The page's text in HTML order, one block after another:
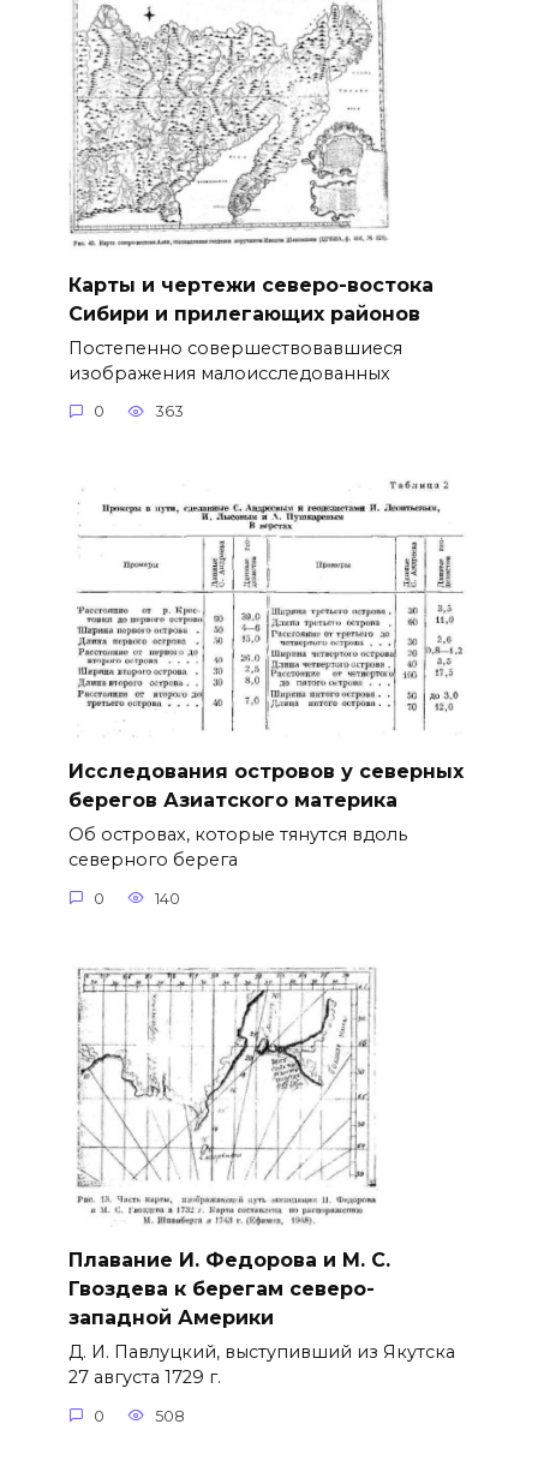
Карты и чертежи северо-востока
Сибири и прилегающих районов
Постепенно совершествовавшиеся
изображения малоисследованных
0 363
Исследования островов у северных
берегов Азиатского материка
Об островах, которые тянутся вдоль
северного берега
0 140
Плавание И. Федорова и М. С.
Гвоздева к берегам северо-
западной Америки
Д. И. Павлуцкий, выступивший из Якутска
27 августа 1729 г.
0 508